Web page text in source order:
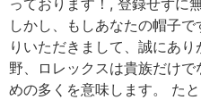
っております！, 登録せずに
しかし、もしあなたの帽子
りいただきまして、誠にあ
野、ロレックスは貴族だけ
めの多くを意味します。 た